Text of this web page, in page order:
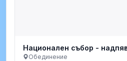
Национален събор -
Обединение